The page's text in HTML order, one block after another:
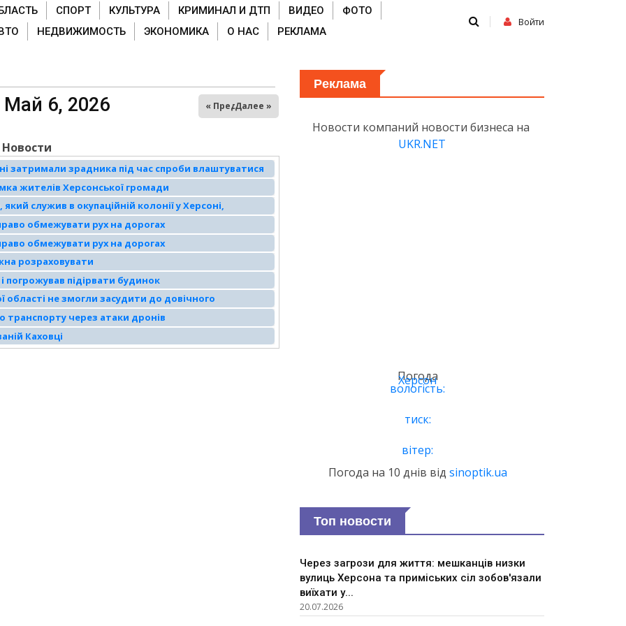
СПОРТ КУЛЬТУРА КРИМИНАЛ И ДТП ВИДЕО
ФОТО
НЕДВИЖИМОСТЬ ЭКОНОМИКА О НАС РЕКЛАМА
Войти
6, 2026 « ПредДалее »
Новости
затримали зрадника під час спроби влаштуватися
жителів Херсонської громади
служив в окупаційній колонії у Херсоні,
обмежувати рух на дорогах
обмежувати рух на дорогах
розраховувати
погрожував підірвати будинок
області не змогли засудити до довічного
транспорту через атаки дронів
Каховці
Реклама
Новости компаний новости бизнеса на
UKR.NET
Погода
Херсон
вологість:
тиск:
вітер:
Погода на 10 днів від sinoptik.ua
Топ новости
Через загрози для життя: мешканців низки
вулиць Херсона та приміських сіл зобов'язали
виїхати у...
20.07.2026